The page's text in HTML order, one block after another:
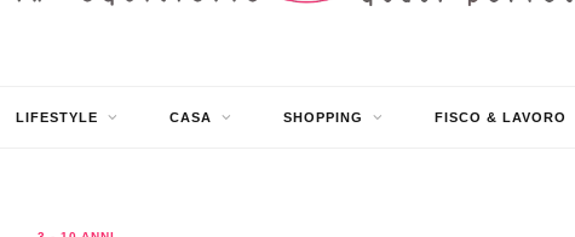
LIFESTYLE CASA SHOPPING FISCO & LAVORO